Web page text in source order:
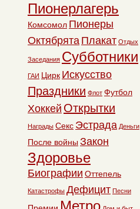
Пионерлагерь
Комсомол Пионеры
Октябрята Плакат Отдых
Заседания Субботники
ГАИ Цирк Искусство
Праздники Флот Футбол
Хоккей Открытки
Награды Секс Эстрада Деньги
После войны Закон
Здоровье
Биографии Оттепель
Катастрофы Дефицит Песни
Метро